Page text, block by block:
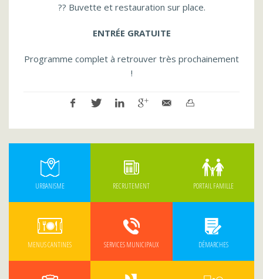
?? Buvette et restauration sur place.
ENTRÉE GRATUITE
Programme complet à retrouver très prochainement
!
URBANISME RECRUTEMENT PORTAIL FAMILLE
MENUS CANTINES SERVICES MUNICIPAUX DÉMARCHES